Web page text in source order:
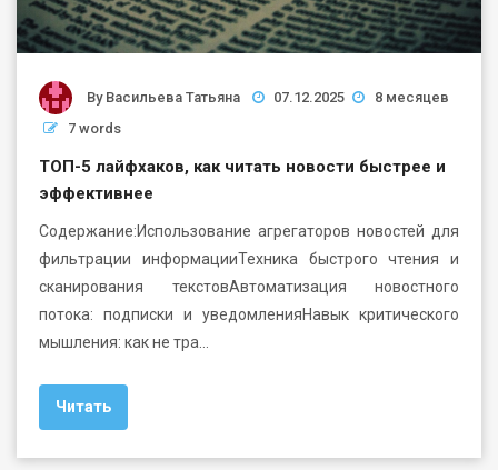
By Васильева Татьяна 07.12.2025
8 месяцев
7 words
ТОП-5 лайфхаков, как читать новости быстрее и
эффективнее
Содержание:Использование агрегаторов новостей для
фильтрации информацииТехника быстрого чтения и
сканирования текстовАвтоматизация новостного
потока: подписки и уведомленияНавык критического
мышления: как не тра…
Читать